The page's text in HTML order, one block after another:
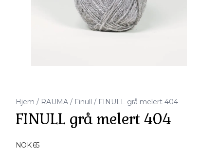
Hjem / RAUMA / Finull / FINULL grå melert 404
FINULL grå melert 404
NOK 65